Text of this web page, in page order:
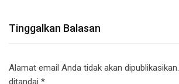
Tinggalkan Balasan
Alamat email Anda tidak akan dipublikasikan.
ditandai *